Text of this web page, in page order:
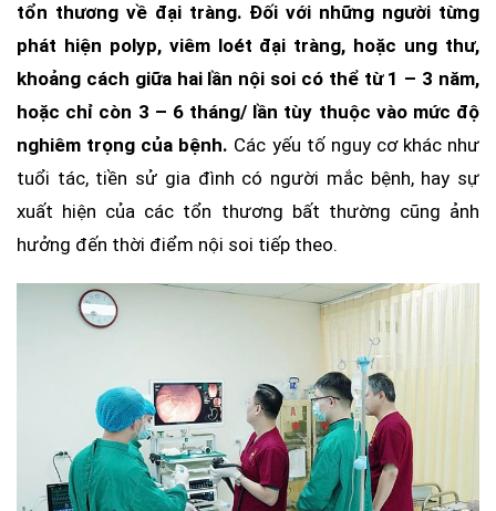
tổn thương về đại tràng. Đối với những người từng
phát hiện polyp, viêm loét đại tràng, hoặc ung thư,
khoảng cách giữa hai lần nội soi có thể từ 1 – 3 năm,
hoặc chỉ còn 3 – 6 tháng/ lần tùy thuộc vào mức độ
nghiêm trọng của bệnh. Các yếu tố nguy cơ khác như
tuổi tác, tiền sử gia đình có người mắc bệnh, hay sự
xuất hiện của các tổn thương bất thường cũng ảnh
hưởng đến thời điểm nội soi tiếp theo.